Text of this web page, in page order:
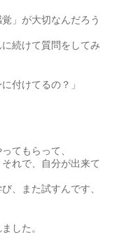
」が大切なんだろう
続けて質問をしてみ
付けてるの？」
てもらって、
れで、自分が出来て
、また試すんです、
した。